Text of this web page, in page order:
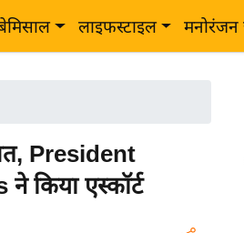
लाइफस्टाइल
President
किया एस्कॉर्ट